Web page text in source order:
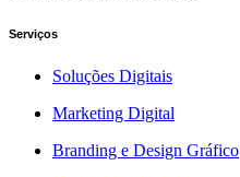
Serviços
Soluções Digitais
Marketing Digital
Branding e Design Gráfico